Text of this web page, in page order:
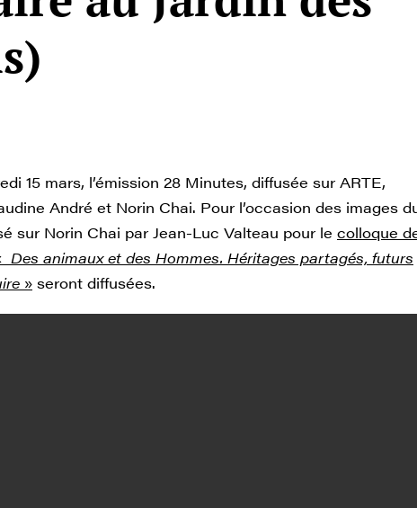
15 mars, l’émission 28 Minutes, diffusée sur ARTE,
André et Norin Chai. Pour l’occasion des images
sur Norin Chai par Jean-Luc Valteau pour le colloque
Des animaux et des Hommes. Héritages partagés, futurs
» seront diffusées.